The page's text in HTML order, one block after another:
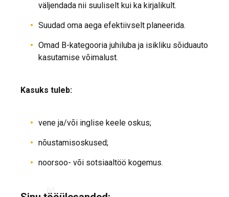
väljendada nii suuliselt kui ka kirjalikult.
Suudad oma aega efektiivselt planeerida.
Omad B-kategooria juhiluba ja isikliku sõiduauto
kasutamise võimalust.
Kasuks tuleb:
vene ja/või inglise keele oskus;
nõustamisoskused;
noorsoo- või sotsiaaltöö kogemus.